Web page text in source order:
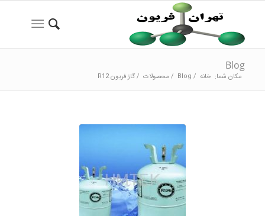
Blog
مکان شما: خانه /
Blog
/ محصولات / گاز فریون R12